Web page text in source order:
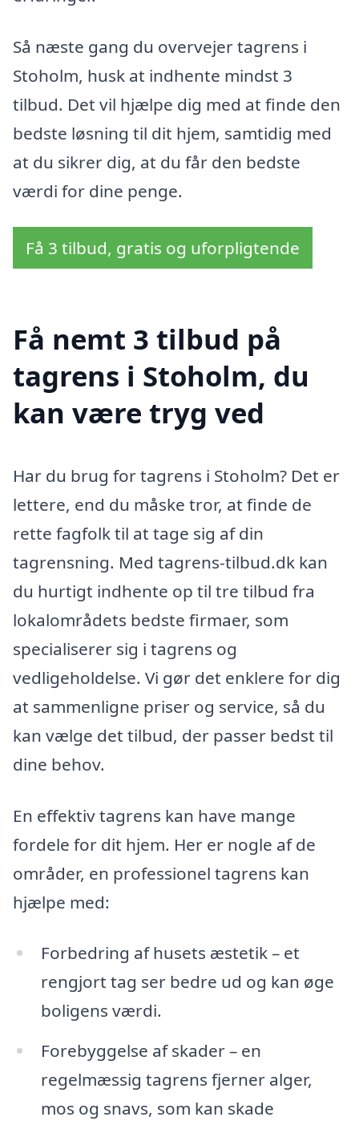
Så næste gang du overvejer tagrens i
Stoholm, husk at indhente mindst 3
tilbud. Det vil hjælpe dig med at finde den
bedste løsning til dit hjem, samtidig med
at du sikrer dig, at du får den bedste
værdi for dine penge.
Få 3 tilbud, gratis og uforpligtende
Få nemt 3 tilbud på
tagrens i Stoholm, du
kan være tryg ved
Har du brug for tagrens i Stoholm? Det er
lettere, end du måske tror, at finde de
rette fagfolk til at tage sig af din
tagrensning. Med tagrens-tilbud.dk kan
du hurtigt indhente op til tre tilbud fra
lokalområdets bedste firmaer, som
specialiserer sig i tagrens og
vedligeholdelse. Vi gør det enklere for dig
at sammenligne priser og service, så du
kan vælge det tilbud, der passer bedst til
dine behov.
En effektiv tagrens kan have mange
fordele for dit hjem. Her er nogle af de
områder, en professionel tagrens kan
hjælpe med:
Forbedring af husets æstetik – et
rengjort tag ser bedre ud og kan øge
boligens værdi.
Forebyggelse af skader – en
regelmæssig tagrens fjerner alger,
mos og snavs, som kan skade